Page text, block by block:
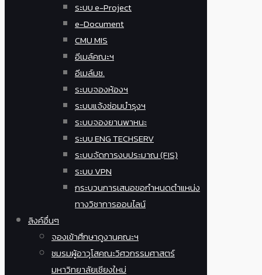
ระบบ e-Project
e-Document
CMU MIS
อีเมล์คณะฯ
อีเมล์มช.
ระบบจองห้องฯ
ระบบแจ้งซ่อมบำรุงฯ
ระบบจองยานพาหนะ
ระบบ ENG TECHSERV
ระบบจัดการงบประมาณ (FIS)
ระบบ VPN
กระบวนการเสนอขอกำหนดตำแหน่ง
ทางวิชาการออนไลน์
ลิงค์อื่นๆ
จองเข้าศึกษาดูงานคณะฯ
ชมรมผู้อาวุโสคณะวิศวกรรมศาสตร์
มหาวิทยาลัยเชียงใหม่